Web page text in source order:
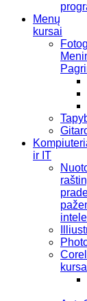
Menų
kursai
ir IT